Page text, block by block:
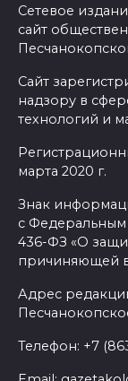
Сетевое
сайт
Сайт
надзору в
технологий и
марта 2020 г.
Знак
с Федеральным
436-ФЗ «О
причиняющей
Адрес
Телефон: +7